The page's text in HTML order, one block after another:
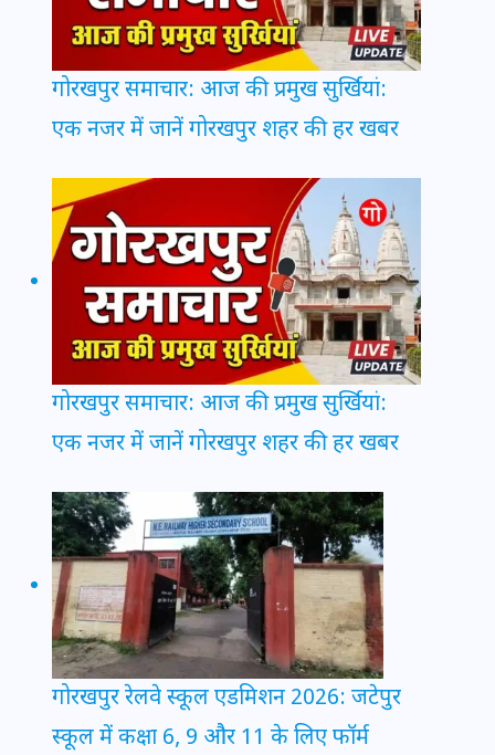
गोरखपुर समाचार: आज की प्रमुख सुर्खियां:
एक नजर में जानें गोरखपुर शहर की हर खबर
गोरखपुर समाचार: आज की प्रमुख सुर्खियां:
एक नजर में जानें गोरखपुर शहर की हर खबर
गोरखपुर रेलवे स्कूल एडमिशन 2026: जटेपुर
स्कूल में कक्षा 6, 9 और 11 के लिए फॉर्म